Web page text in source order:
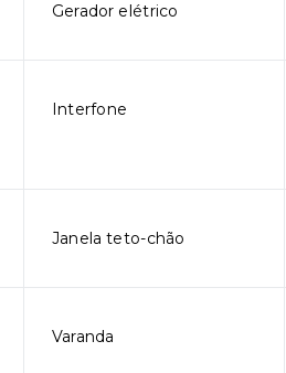
Gerador elétrico
Interfone
Janela teto-chão
Varanda